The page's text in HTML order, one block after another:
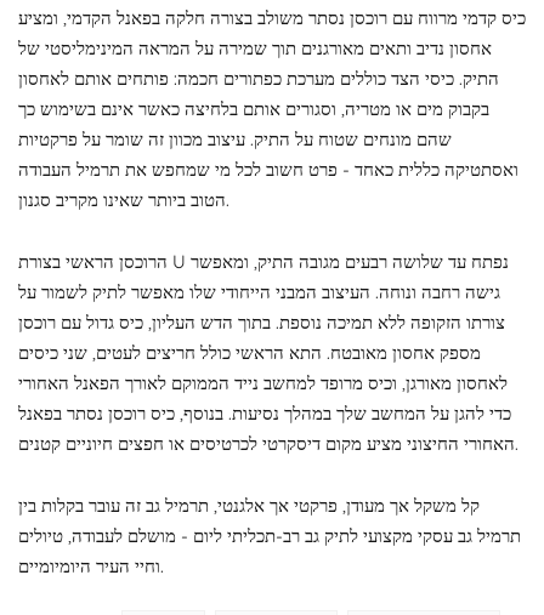
כיס קדמי מרווח עם רוכסן נסתר משולב בצורה חלקה בפאנל הקדמי, ומציע
אחסון נדיב ותאים מאורגנים תוך שמירה על המראה המינימליסטי של
התיק. כיסי הצד כוללים מערכת כפתורים חכמה: פותחים אותם לאחסון
בקבוק מים או מטריה, וסגורים אותם בלחיצה כאשר אינם בשימוש כך
שהם מונחים שטוח על התיק. עיצוב מכוון זה שומר על פרקטיות
ואסתטיקה כללית כאחד - פרט חשוב לכל מי שמחפש את תרמיל העבודה
הטוב ביותר שאינו מקריב סגנון.
הרוכסן הראשי בצורת U נפתח עד שלושה רבעים מגובה התיק, ומאפשר
גישה רחבה ונוחה. העיצוב המבני הייחודי שלו מאפשר לתיק לשמור על
צורתו הזקופה ללא תמיכה נוספת. בתוך הדש העליון, כיס גדול עם רוכסן
מספק אחסון מאובטח. התא הראשי כולל חריצים לעטים, שני כיסים
לאחסון מאורגן, וכיס מרופד למחשב נייד הממוקם לאורך הפאנל האחורי
כדי להגן על המחשב שלך במהלך נסיעות. בנוסף, כיס רוכסן נסתר בפאנל
האחורי החיצוני מציע מקום דיסקרטי לכרטיסים או חפצים חיוניים קטנים.
קל משקל אך מעודן, פרקטי אך אלגנטי, תרמיל גב זה עובר בקלות בין
תרמיל גב עסקי מקצועי לתיק גב רב-תכליתי ליום - מושלם לעבודה, טיולים
וחיי העיר היומיומיים.